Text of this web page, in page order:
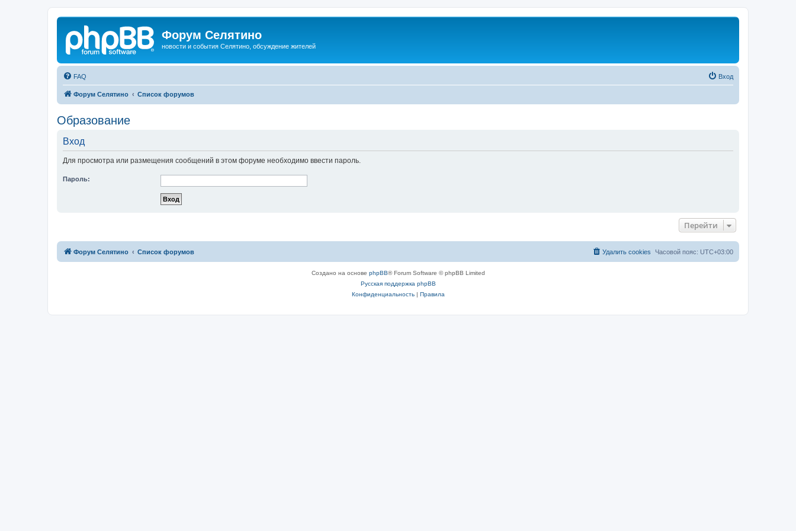
Форум Селятино
новости и события Селятино, обсуждение жителей
FAQ Вход
Форум Селятино Список форумов
Образование
Вход
Для просмотра или размещения сообщений в этом форуме необходимо ввести пароль.
Пароль:
Перейти
Форум Селятино Список форумов Часовой пояс: UTC+03:00
Удалить cookies
Создано на основе phpBB® Forum Software © phpBB Limited
Русская поддержка phpBB
Конфиденциальность| Правила